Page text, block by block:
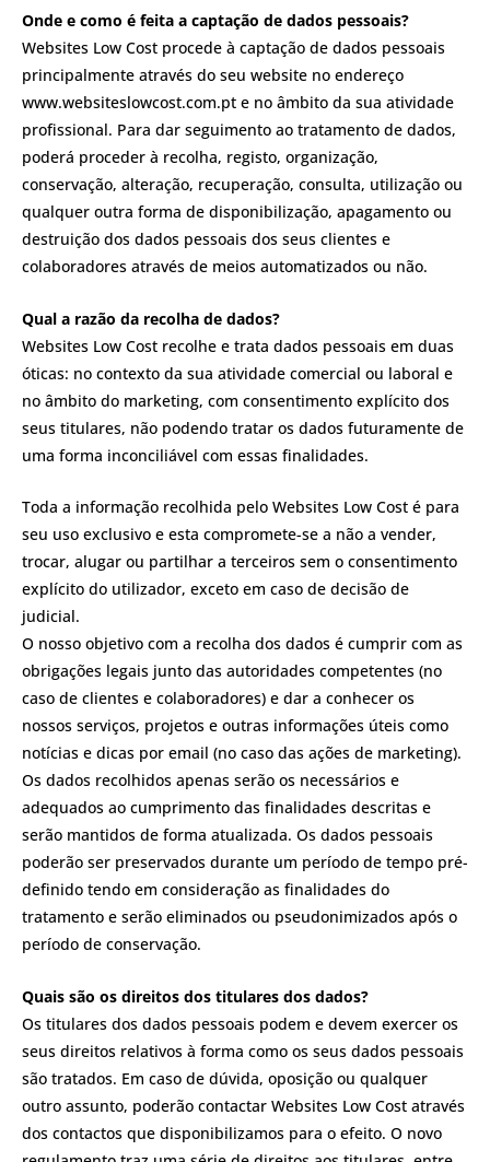
Onde e como é feita a captação de dados pessoais?
Websites Low Cost procede à captação de dados pessoais
principalmente através do seu website no endereço
www.websiteslowcost.com.pt e no âmbito da sua atividade
profissional. Para dar seguimento ao tratamento de dados,
poderá proceder à recolha, registo, organização,
conservação, alteração, recuperação, consulta, utilização ou
qualquer outra forma de disponibilização, apagamento ou
destruição dos dados pessoais dos seus clientes e
colaboradores através de meios automatizados ou não.
Qual a razão da recolha de dados?
Websites Low Cost recolhe e trata dados pessoais em duas
óticas: no contexto da sua atividade comercial ou laboral e
no âmbito do marketing, com consentimento explícito dos
seus titulares, não podendo tratar os dados futuramente de
uma forma inconciliável com essas finalidades.
Toda a informação recolhida pelo Websites Low Cost é para
seu uso exclusivo e esta compromete-se a não a vender,
trocar, alugar ou partilhar a terceiros sem o consentimento
explícito do utilizador, exceto em caso de decisão de
judicial.
O nosso objetivo com a recolha dos dados é cumprir com as
obrigações legais junto das autoridades competentes (no
caso de clientes e colaboradores) e dar a conhecer os
nossos serviços, projetos e outras informações úteis como
notícias e dicas por email (no caso das ações de marketing).
Os dados recolhidos apenas serão os necessários e
adequados ao cumprimento das finalidades descritas e
serão mantidos de forma atualizada. Os dados pessoais
poderão ser preservados durante um período de tempo pré-
definido tendo em consideração as finalidades do
tratamento e serão eliminados ou pseudonimizados após o
período de conservação.
Quais são os direitos dos titulares dos dados?
Os titulares dos dados pessoais podem e devem exercer os
seus direitos relativos à forma como os seus dados pessoais
são tratados. Em caso de dúvida, oposição ou qualquer
outro assunto, poderão contactar Websites Low Cost através
dos contactos que disponibilizamos para o efeito. O novo